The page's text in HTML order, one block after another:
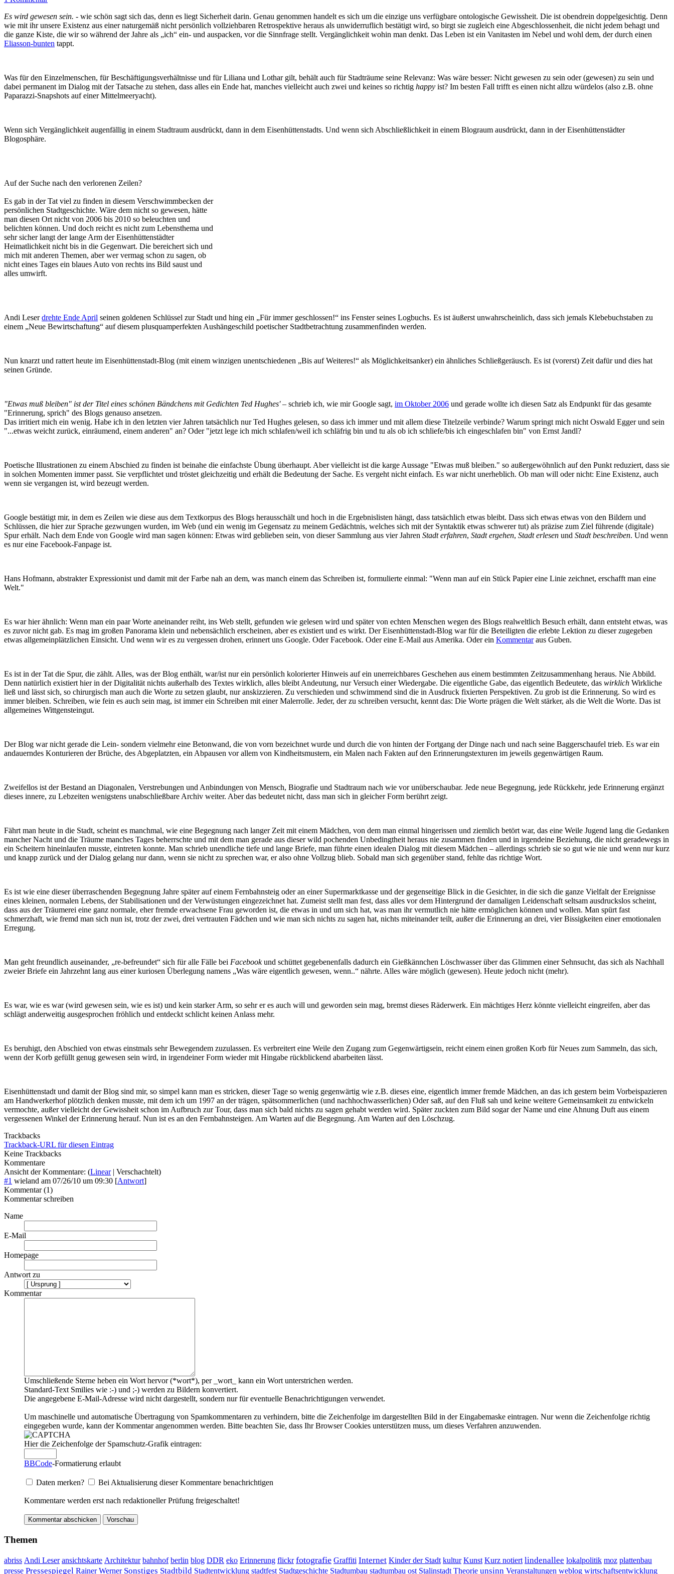
Es wird gewesen sein. - wie schön sagt sich das, denn es liegt Sicherheit darin. Genau genommen handelt es sich um die einzige uns verfügbare ontologische Gewissheit. Die ist obendrein doppelgesichtig. Denn
wie mit ihr unsere Existenz aus einer naturgemäß nicht persönlich vollziehbaren Retrospektive heraus als unwiderruflich bestätigt wird, so birgt sie zugleich eine Abgeschlossenheit, die nicht jedem behagt und
die ganze Kiste, die wir so während der Jahre als „ich“ ein- und auspacken, vor die Sinnfrage stellt. Vergänglichkeit wohin man denkt. Das Leben ist ein Vanitasten im Nebel und wohl dem, der durch einen
Eliasson-bunten tappt.
Was für den Einzelmenschen, für Beschäftigungsverhältnisse und für Liliana und Lothar gilt, behält auch für Stadträume seine Relevanz: Was wäre besser: Nicht gewesen zu sein oder (gewesen) zu sein und
dabei permanent im Dialog mit der Tatsache zu stehen, dass alles ein Ende hat, manches vielleicht auch zwei und keines so richtig happy ist? Im besten Fall trifft es einen nicht allzu würdelos (also z.B. ohne
Paparazzi-Snapshots auf einer Mittelmeeryacht).
Wenn sich Vergänglichkeit augenfällig in einem Stadtraum ausdrückt, dann in dem Eisenhüttenstadts. Und wenn sich Abschließlichkeit in einem Blograum ausdrückt, dann in der Eisenhüttenstädter
Blogosphäre.
Auf der Suche nach den verlorenen Zeilen?
Es gab in der Tat viel zu finden in diesem Verschwimmbecken der
persönlichen Stadtgeschichte. Wäre dem nicht so gewesen, hätte
man diesen Ort nicht von 2006 bis 2010 so beleuchten und
belichten können. Und doch reicht es nicht zum Lebensthema und
sehr sicher langt der lange Arm der Eisenhüttenstädter
Heimatlichkeit nicht bis in die Gegenwart. Die bereichert sich und
mich mit anderen Themen, aber wer vermag schon zu sagen, ob
nicht eines Tages ein blaues Auto von rechts ins Bild saust und
alles umwirft.
Andi Leserdrehte Ende April seinen goldenen Schlüssel zur Stadt und hing ein „Für immer geschlossen!“ ins Fenster seines Logbuchs. Es ist äußerst unwahrscheinlich, dass sich jemals Klebebuchstaben zu
einem „Neue Bewirtschaftung“ auf diesem plusquamperfekten Aushängeschild poetischer Stadtbetrachtung zusammenfinden werden.
Nun knarzt und rattert heute im Eisenhüttenstadt-Blog (mit einem winzigen unentschiedenen „Bis auf Weiteres!“ als Möglichkeitsanker) ein ähnliches Schließgeräusch. Es ist (vorerst) Zeit dafür und dies hat
seinen Gründe.
"Etwas muß bleiben" ist der Titel eines schönen Bändchens mit Gedichten Ted Hughes'– schrieb ich, wie mir Google sagt, im Oktober 2006 und gerade wollte ich diesen Satz als Endpunkt für das gesamte
"Erinnerung, sprich" des Blogs genauso ansetzen.
Das irritiert mich ein wenig. Habe ich in den letzten vier Jahren tatsächlich nur Ted Hughes gelesen, so dass ich immer und mit allem diese Titelzeile verbinde? Warum springt mich nicht Oswald Egger und sein
"...etwas weicht zurück, einräumend, einem anderen" an? Oder "jetzt lege ich mich schlafen/weil ich schläfrig bin und tu als ob ich schliefe/bis ich eingeschlafen bin" von Ernst Jandl?
Poetische Illustrationen zu einem Abschied zu finden ist beinahe die einfachste Übung überhaupt. Aber vielleicht ist die karge Aussage "Etwas muß bleiben." so außergewöhnlich auf den Punkt reduziert, dass sie
in solchen Momenten immer passt. Sie verpflichtet und tröstet gleichzeitig und erhält die Bedeutung der Sache. Es vergeht nicht einfach. Es war nicht unerheblich. Ob man will oder nicht: Eine Existenz, auch
wenn sie vergangen ist, wird bezeugt werden.
Google bestätigt mir, in dem es Zeilen wie diese aus dem Textkorpus des Blogs herausschält und hoch in die Ergebnislisten hängt, dass tatsächlich etwas bleibt. Dass sich etwas etwas von den Bildern und
Schlüssen, die hier zur Sprache gezwungen wurden, im Web (und ein wenig im Gegensatz zu meinem Gedächtnis, welches sich mit der Syntaktik etwas schwerer tut) als präzise zum Ziel führende (digitale)
Spur erhält. Nach dem Ende von Google wird man sagen können: Etwas wird geblieben sein, von dieser Sammlung aus vier Jahren Stadt erfahren, Stadt ergehen, Stadt erlesen und Stadt beschreiben. Und wenn
es nur eine Facebook-Fanpage ist.
Hans Hofmann, abstrakter Expressionist und damit mit der Farbe nah an dem, was manch einem das Schreiben ist, formulierte einmal: "Wenn man auf ein Stück Papier eine Linie zeichnet, erschafft man eine
Welt."
Es war hier ähnlich: Wenn man ein paar Worte aneinander reiht, ins Web stellt, gefunden wie gelesen wird und später von echten Menschen wegen des Blogs realweltlich Besuch erhält, dann entsteht etwas, was
es zuvor nicht gab. Es mag im großen Panorama klein und nebensächlich erscheinen, aber es existiert und es wirkt. Der Eisenhüttenstadt-Blog war für die Beteiligten die erlebte Lektion zu dieser zugegeben
etwas allgemeinplätzlichen Einsicht. Und wenn wir es zu vergessen drohen, erinnert uns Google. Oder Facebook. Oder eine E-Mail aus Amerika. Oder ein Kommentaraus Guben.
Es ist in der Tat die Spur, die zählt. Alles, was der Blog enthält, war/ist nur ein persönlich kolorierter Hinweis auf ein unerreichbares Geschehen aus einem bestimmten Zeitzusammenhang heraus. Nie Abbild.
Denn natürlich existiert hier in der Digitalität nichts außerhalb des Textes wirklich, alles bleibt Andeutung, nur Versuch einer Wiedergabe. Die eigentliche Gabe, das eigentlich Bedeutete, das wirklich Wirkliche
ließ und lässt sich, so chirurgisch man auch die Worte zu setzen glaubt, nur anskizzieren. Zu verschieden und schwimmend sind die in Ausdruck fixierten Perspektiven. Zu grob ist die Erinnerung. So wird es
immer bleiben. Schreiben, wie fein es auch sein mag, ist immer ein Schreiben mit einer Malerrolle. Jeder, der zu schreiben versucht, kennt das: Die Worte prägen die Welt stärker, als die Welt die Worte. Das ist
allgemeines Wittgensteingut.
Der Blog war nicht gerade die Lein- sondern vielmehr eine Betonwand, die von vorn bezeichnet wurde und durch die von hinten der Fortgang der Dinge nach und nach seine Baggerschaufel trieb. Es war ein
andauerndes Konturieren der Brüche, des Abgeplatzten, ein Abpausen vor allem von Kindheitsmustern, ein Malen nach Fakten auf den Erinnerungstexturen im jeweils gegenwärtigen Raum.
Zweifellos ist der Bestand an Diagonalen, Verstrebungen und Anbindungen von Mensch, Biografie und Stadtraum nach wie vor unüberschaubar. Jede neue Begegnung, jede Rückkehr, jede Erinnerung ergänzt
dieses innere, zu Lebzeiten wenigstens unabschließbare Archiv weiter. Aber das bedeutet nicht, dass man sich in gleicher Form berührt zeigt.
Fährt man heute in die Stadt, scheint es manchmal, wie eine Begegnung nach langer Zeit mit einem Mädchen, von dem man einmal hingerissen und ziemlich betört war, das eine Weile Jugend lang die Gedanken
mancher Nacht und die Träume manches Tages beherrschte und mit dem man gerade aus dieser wild pochenden Unbedingtheit heraus nie zusammen finden und in irgendeine Beziehung, die nicht geradewegs in
ein Scheitern hineinlaufen musste, eintreten konnte. Man schrieb unendliche tiefe und lange Briefe, man führte einen idealen Dialog mit diesem Mädchen – allerdings schrieb sie so gut wie nie und wenn nur kurz
und knapp zurück und der Dialog gelang nur dann, wenn sie nicht zu sprechen war, er also ohne Vollzug blieb. Sobald man sich gegenüber stand, fehlte das richtige Wort.
Es ist wie eine dieser überraschenden Begegnung Jahre später auf einem Fernbahnsteig oder an einer Supermarktkasse und der gegenseitige Blick in die Gesichter, in die sich die ganze Vielfalt der Ereignisse
eines kleinen, normalen Lebens, der Stabilisationen und der Verwüstungen eingezeichnet hat. Zumeist stellt man fest, dass alles vor dem Hintergrund der damaligen Leidenschaft seltsam ausdruckslos scheint,
dass aus der Träumerei eine ganz normale, eher fremde erwachsene Frau geworden ist, die etwas in und um sich hat, was man ihr vermutlich nie hätte ermöglichen können und wollen. Man spürt fast
schmerzhaft, wie fremd man sich nun ist, trotz der zwei, drei vertrauten Fädchen und wie man sich nichts zu sagen hat, nichts miteinander teilt, außer die Erinnerung an drei, vier Bissigkeiten einer emotionalen
Erregung.
Man geht freundlich auseinander, „re-befreundet“ sich für alle Fälle bei Facebookund schüttet gegebenenfalls dadurch ein Gießkännchen Löschwasser über das Glimmen einer Sehnsucht, das sich als Nachhall
zweier Briefe ein Jahrzehnt lang aus einer kuriosen Überlegung namens „Was wäre eigentlich gewesen, wenn..“ nährte. Alles wäre möglich (gewesen). Heute jedoch nicht (mehr).
Es war, wie es war (wird gewesen sein, wie es ist) und kein starker Arm, so sehr er es auch will und geworden sein mag, bremst dieses Räderwerk. Ein mächtiges Herz könnte vielleicht eingreifen, aber das
schlägt anderweitig ausgesprochen fröhlich und entdeckt schlicht keinen Anlass mehr.
Es beruhigt, den Abschied von etwas einstmals sehr Bewegendem zuzulassen. Es verbreitert eine Weile den Zugang zum Gegenwärtigsein, reicht einem einen großen Korb für Neues zum Sammeln, das sich,
wenn der Korb gefüllt genug gewesen sein wird, in irgendeiner Form wieder mit Hingabe rückblickend abarbeiten lässt.
Eisenhüttenstadt und damit der Blog sind mir, so simpel kann man es stricken, dieser Tage so wenig gegenwärtig wie z.B. dieses eine, eigentlich immer fremde Mädchen, an das ich gestern beim Vorbeispazieren
am Handwerkerhof plötzlich denken musste, mit dem ich um 1997 an der trägen, spätsommerlichen (und nachhochwasserlichen) Oder saß, auf den Fluß sah und keine weitere Gemeinsamkeit zu entwickeln
vermochte, außer vielleicht der Gewissheit schon im Aufbruch zur Tour, dass man sich bald nichts zu sagen gehabt werden wird. Später zuckten zum Bild sogar der Name und eine Ahnung Duft aus einem
vergessenen Winkel der Erinnerung herauf. Nun ist es an den Fernbahnsteigen. Am Warten auf die Begegnung. Am Warten auf den Löschzug.
Trackbacks
Trackback-URL für diesen Eintrag
Keine Trackbacks
Kommentare
Ansicht der Kommentare: (Linear| Verschachtelt)
#1 wieland am 07/26/10 um 09:30 [Antwort]
Kommentar (1)
Kommentar schreiben
Name
E-Mail
Homepage
Antwort zu
Kommentar
Umschließende Sterne heben ein Wort hervor (*wort*), per _wort_ kann ein Wort unterstrichen werden.
Standard-Text Smilies wie :-) und ;-) werden zu Bildern konvertiert.
Die angegebene E-Mail-Adresse wird nicht dargestellt, sondern nur für eventuelle Benachrichtigungen verwendet.
Um maschinelle und automatische Übertragung von Spamkommentaren zu verhindern, bitte die Zeichenfolge im dargestellten Bild in der Eingabemaske eintragen. Nur wenn die Zeichenfolge richtig
eingegeben wurde, kann der Kommentar angenommen werden. Bitte beachten Sie, dass Ihr Browser Cookies unterstützen muss, um dieses Verfahren anzuwenden.
Hier die Zeichenfolge der Spamschutz-Grafik eintragen:
BBCode-Formatierung erlaubt
Daten merken? Bei Aktualisierung dieser Kommentare benachrichtigen
Kommentare werden erst nach redaktioneller Prüfung freigeschaltet!
Themen
abriss Andi Leser ansichtskarte Architektur bahnhof berlin blog DDR eko Erinnerung flickr fotografie Graffiti Internet Kinder der Stadt kultur Kunst Kurz notiert lindenallee lokalpolitik moz plattenbau
presse Pressespiegel Rainer Werner Sonstiges Stadtbild Stadtentwicklung stadtfest Stadtgeschichte Stadtumbau stadtumbau ost Stalinstadt Theorie unsinn Veranstaltungen weblog wirtschaftsentwicklung